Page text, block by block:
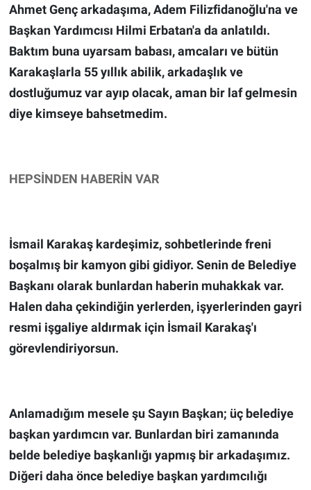
Ahmet Genç arkadaşıma, Adem Filizfidanoğlu'na ve
Başkan Yardımcısı Hilmi Erbatan'a da anlatıldı.
Baktım buna uyarsam babası, amcaları ve bütün
Karakaşlarla 55 yıllık abilik, arkadaşlık ve
dostluğumuz var ayıp olacak, aman bir laf gelmesin
diye kimseye bahsetmedim.
HEPSİNDEN HABERİN VAR
İsmail Karakaş kardeşimiz, sohbetlerinde freni
boşalmış bir kamyon gibi gidiyor. Senin de Belediye
Başkanı olarak bunlardan haberin muhakkak var.
Halen daha çekindiğin yerlerden, işyerlerinden gayri
resmi işgaliye aldırmak için İsmail Karakaş'ı
görevlendiriyorsun.
Anlamadığım mesele şu Sayın Başkan; üç belediye
başkan yardımcın var. Bunlardan biri zamanında
belde belediye başkanlığı yapmış bir arkadaşımız.
Diğeri daha önce belediye başkan yardımcılığı